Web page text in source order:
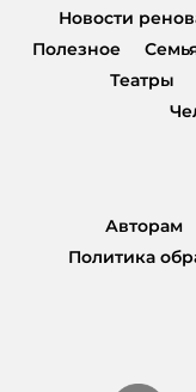
Новости
Полезное
Театры
Авторам
Политика